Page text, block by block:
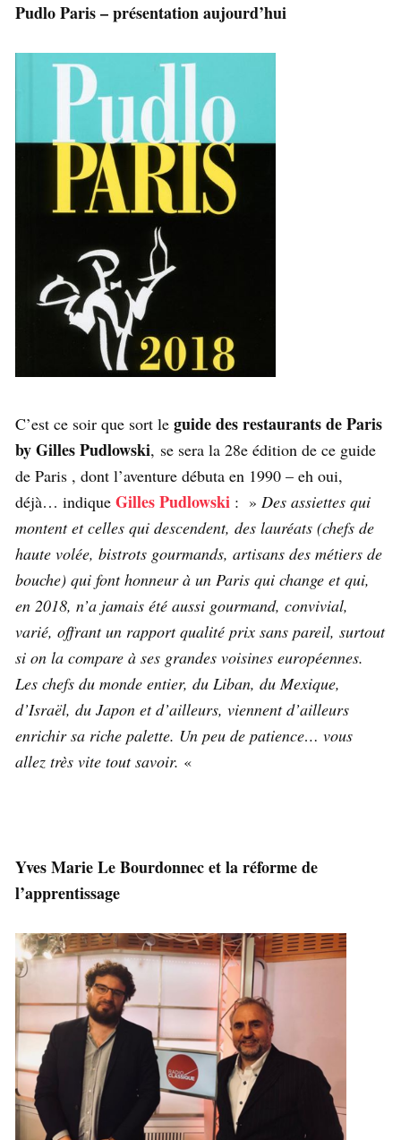
Pudlo Paris – présentation aujourd’hui
C’est ce soir que sort le guide des restaurants de Paris
by Gilles Pudlowski, se sera la 28e édition de ce guide
de Paris , dont l’aventure débuta en 1990 – eh oui,
déjà… indique Gilles Pudlowski : » Des assiettes qui
montent et celles qui descendent, des lauréats (chefs de
haute volée, bistrots gourmands, artisans des métiers de
bouche) qui font honneur à un Paris qui change et qui,
en 2018, n’a jamais été aussi gourmand, convivial,
varié, offrant un rapport qualité prix sans pareil, surtout
si on la compare à ses grandes voisines européennes.
Les chefs du monde entier, du Liban, du Mexique,
d’Israël, du Japon et d’ailleurs, viennent d’ailleurs
enrichir sa riche palette. Un peu de patience… vous
allez très vite tout savoir. «
Yves Marie Le Bourdonnec et la réforme de
l’apprentissage